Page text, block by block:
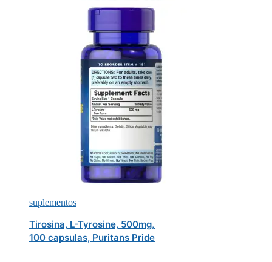
suplementos
Tirosina, L-Tyrosine, 500mg,
100 capsulas, Puritans Pride